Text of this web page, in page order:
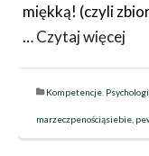
miękką! (czyli
…Czytaj więcej
Kompetencje
marzeczpenościąsiebie